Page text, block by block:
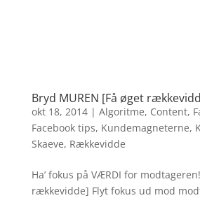
Bryd MUREN [Få øget
okt 18, 2014| Algoritme, Content,
Facebook tips, Kundemagneterne,
Skaeve, Rækkevidde
Ha’ fokus på VÆRDI for
rækkevidde] Flyt fokus ud mod